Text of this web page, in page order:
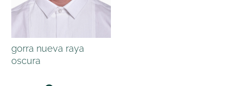
gorra nueva raya
oscura